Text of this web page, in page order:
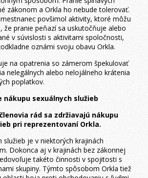
zákonom a Orkla ho nebude tolerovať.
povšimol aktivity, ktoré môžu
že pranie peňazí sa uskutočňuje alebo
v súvislosti s aktivitami spoločnosti,
oznámi svoju obavu Orkla.
na opatrenia so zámerom špekulovať
nelegálnych alebo nelojálneho krátenia
poplatkov.
nákupu sexuálnych služieb
rád sa zdržiavajú nákupu
pri reprezentovaní Orkla.
služieb je v niektorých krajinách
Dokonca aj v krajinách bez zákonnej
takéto činnosti v spojitosti s
skupiny. Týmto spôsobom Orkla tiež